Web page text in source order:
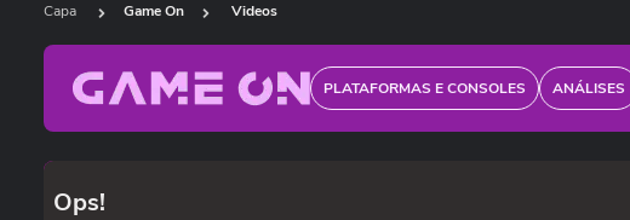
Capa Game On Videos
PLATAFORMAS E CONSOLES ANÁLISES
Ops!